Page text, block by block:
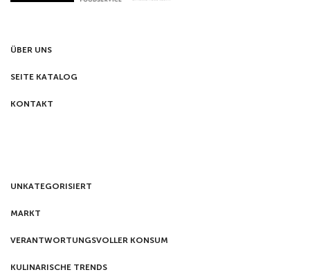
ÜBER UNS
SEITE KATALOG
KONTAKT
UNKATEGORISIERT
MARKT
VERANTWORTUNGSVOLLER KONSUM
KULINARISCHE TRENDS